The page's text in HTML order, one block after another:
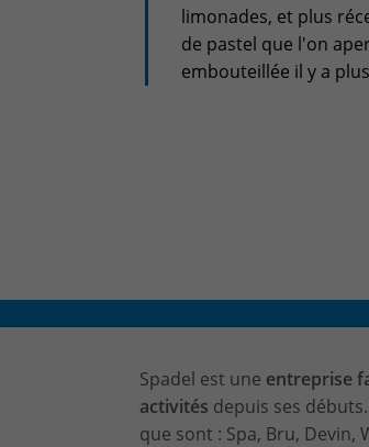
limonades, et plus
de pastel que l'on
embouteillée il y a
Spadel est une entreprise
activités depuis ses
que sont : Spa, Bru,